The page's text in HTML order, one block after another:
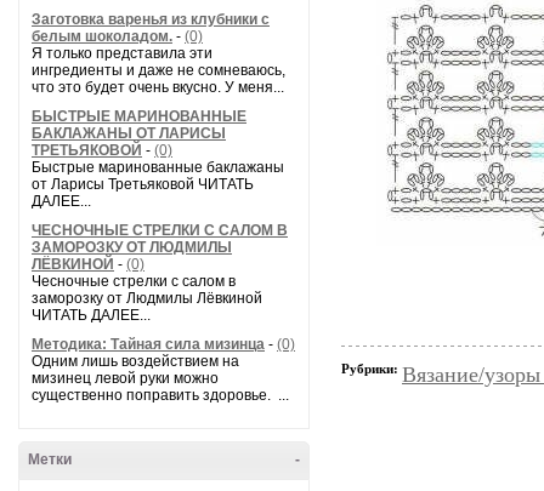
Заготовка варенья из клубники с
белым шоколадом. - (0)
Я только представила эти
ингредиенты и даже не сомневаюсь,
что это будет очень вкусно. У меня...
БЫСТРЫЕ МАРИНОВАННЫЕ
БАКЛАЖАНЫ ОТ ЛАРИСЫ
ТРЕТЬЯКОВОЙ - (0)
Быстрые маринованные баклажаны
от Ларисы Третьяковой ЧИТАТЬ
ДАЛЕЕ...
ЧЕСНОЧНЫЕ СТРЕЛКИ С САЛОМ В
ЗАМОРОЗКУ ОТ ЛЮДМИЛЫ
ЛЁВКИНОЙ - (0)
Чесночные стрелки с салом в
заморозку от Людмилы Лёвкиной
ЧИТАТЬ ДАЛЕЕ...
Методика: Тайная сила мизинца - (0)
Одним лишь воздействием на
мизинец левой руки можно
существенно поправить здоровье. ...
-
Метки
Рубрики: Вязание/